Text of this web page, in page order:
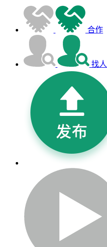
合作
找人